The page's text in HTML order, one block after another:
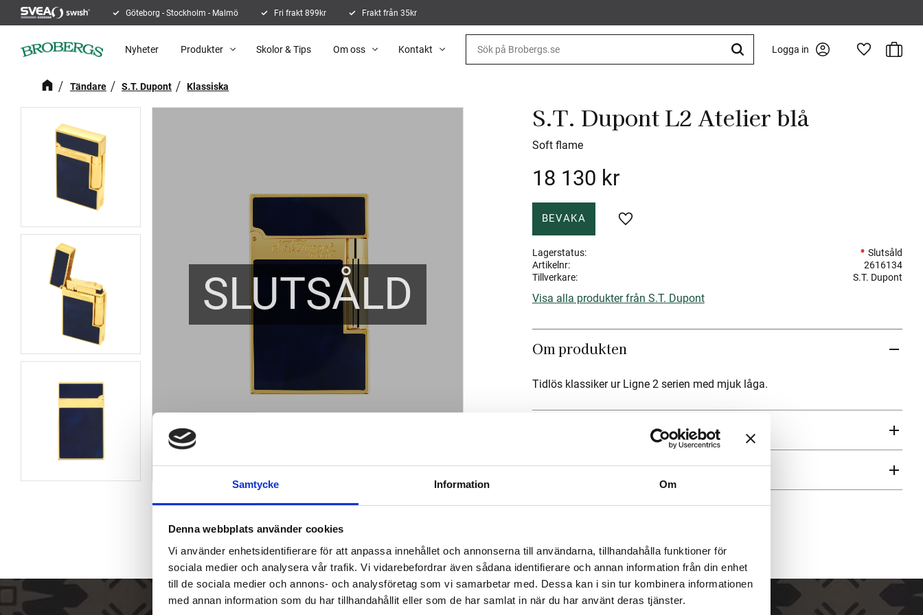
Samtycke Information Om
Denna webbplats använder cookies
Vi använder enhetsidentifierare för att anpassa innehållet och annonserna till användarna, tillhandahålla funktioner för
sociala medier och analysera vår trafik. Vi vidarebefordrar även sådana identifierare och annan information från din enhet
till de sociala medier och annons- och analysföretag som vi samarbetar med. Dessa kan i sin tur kombinera informationen
med annan information som du har tillhandahållit eller som de har samlat in när du har använt deras tjänster.
Göteborg - Stockholm - Malmö Fri frakt 899kr Frakt från 35kr
Logga in Favoriter
Nyheter Produkter Skolor & Tips Om oss Kontakt
Tändare S.T. Dupont Klassiska
S.T. Dupont L2 Atelier blå
Soft flame
SLUTSÅLD
18 130 kr
Lägg till i favoriter
BEVAKA
Lagerstatus
Slutsåld
Artikelnr
2616134
Tillverkare
S.T. Dupont
Visa alla produkter från S.T. Dupont
Om produkten
Tidlös klassiker ur Ligne 2 serien med mjuk låga.
Om tillverkaren